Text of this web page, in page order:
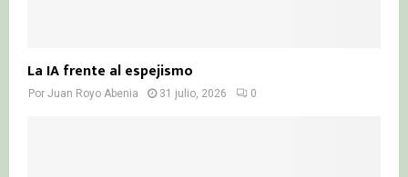
La IA frente al espejismo
Por Juan Royo Abenia 31 julio, 2026 0